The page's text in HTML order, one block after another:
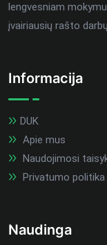
lengvesniam
įvairiausių rašto
Informacija
DUK
Apie mus
Naudojimosi
Privatumo politika
Naudinga